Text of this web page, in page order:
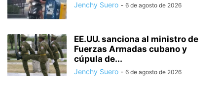
Jenchy Suero - 6 de agosto de 2026
EE.UU. sanciona al ministro de
Fuerzas Armadas cubano y
cúpula de...
Jenchy Suero - 6 de agosto de 2026